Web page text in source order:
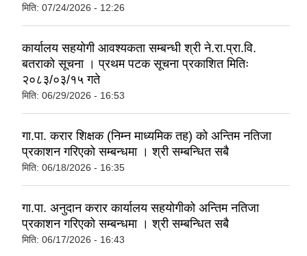
मिति: 07/24/2026 - 12:26
कार्यालय सहयोगी आवश्यकता सम्बन्धी श्री ने.रा.प्रा.वि.
बतराको सूचना । प्रथम पटक सूचना प्रकाशित मितिः
२०८३/०३/१५ गते
मिति: 06/29/2026 - 16:53
गा.पा. करार शिक्षक (निम्न माध्यमिक तह) को अन्तिम नतिजा
प्रकाशन गरिएको सम्बन्धमा । श्री सम्बन्धित सबै
मिति: 06/18/2026 - 16:35
गा.पा. अनुदान करार कार्यालय सहयोगीको अन्तिम नतिजा
प्रकाशन गरिएको सम्बन्धमा । श्री सम्बन्धित सबै
मिति: 06/17/2026 - 16:43